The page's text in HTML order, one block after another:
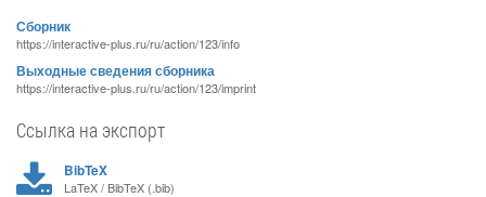
Сборник
https://interactive-plus.ru/ru/action/123/info
Выходные сведения сборника
https://interactive-plus.ru/ru/action/123/imprint
Ссылка на экспорт
BibTeX
LaTeX / BibTeX (.bib)